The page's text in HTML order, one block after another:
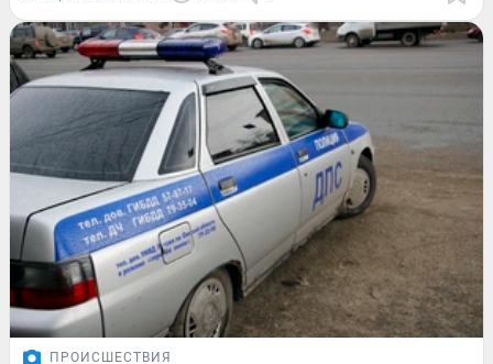
ПРОИСШЕСТВИЯ